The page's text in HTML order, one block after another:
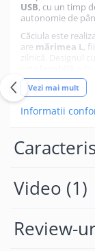
USB, cu un timp
autonomie de
Căciula este
are mărimea L,
pentru plimbări,
sau activități de
Vezi mai mult
Informatii
Video (1)
Review-